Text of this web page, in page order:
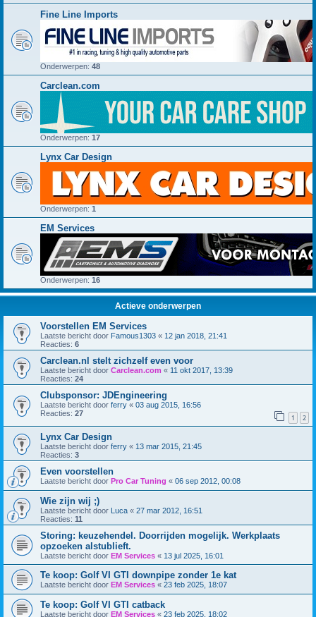
Fine Line Imports
Onderwerpen: 48
Carclean.com
Onderwerpen: 17
Lynx Car Design
Onderwerpen: 1
EM Services
Onderwerpen: 16
Actieve onderwerpen
Voorstellen EM Services
Laatste bericht door Famous1303 « 12 jan 2018, 21:41
Reacties: 6
Carclean.nl stelt zichzelf even voor
Laatste bericht door Carclean.com « 11 okt 2017, 13:39
Reacties: 24
Clubsponsor: JDEngineering
Laatste bericht door ferry « 03 aug 2015, 16:56
Reacties: 27 1 2
Lynx Car Design
Laatste bericht door ferry « 13 mar 2015, 21:45
Reacties: 3
Even voorstellen
Laatste bericht door Pro Car Tuning « 06 sep 2012, 00:08
Wie zijn wij ;)
Laatste bericht door Luca « 27 mar 2012, 16:51
Reacties: 11
Storing: keuzehendel. Doorrijden mogelijk. Werkplaats
opzoeken alstublieft.
Laatste bericht door EM Services « 13 jul 2025, 16:01
Te koop: Golf VI GTI downpipe zonder 1e kat
Laatste bericht door EM Services « 23 feb 2025, 18:07
Te koop: Golf VI GTI catback
Laatste bericht door EM Services « 23 feb 2025, 18:02